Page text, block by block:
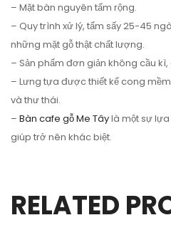
– Mặt bàn nguyên tấm rộng.
– Quy trình xử lý, tẩm sấy 25-45
những mặt gỗ thật chất lượng.
– Sản phẩm đơn giản không cầu
– Lưng tựa được thiết kế cong
và thư thái.
– Bàn cafe gỗ Me Tâylà một sự
giúp trở nên khác biệt.
RELATED